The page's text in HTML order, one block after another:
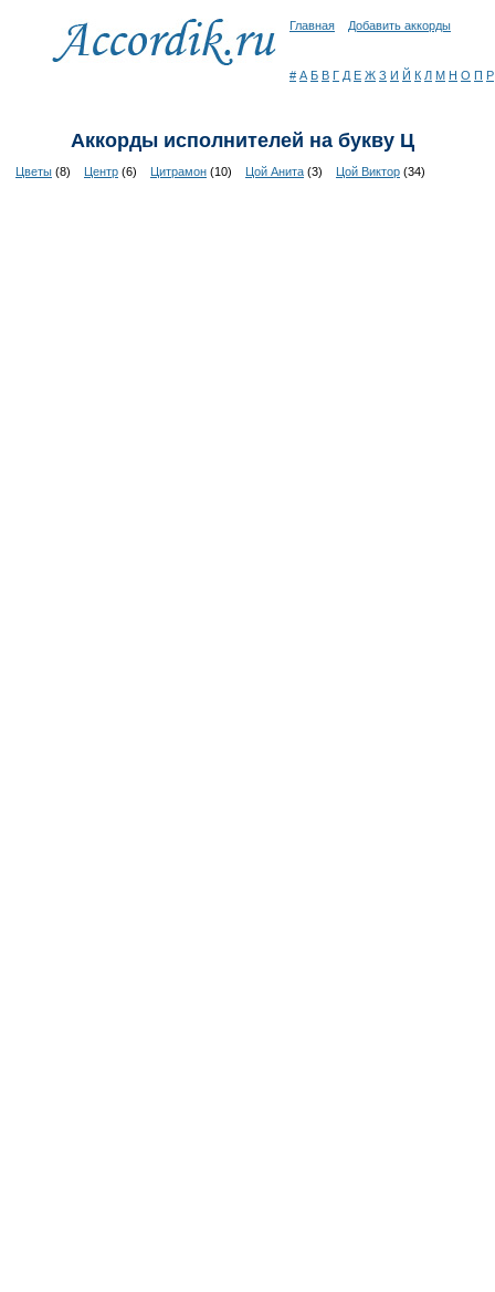
Главная Добавить аккорды
# А Б В Г Д Е Ж З И Й К Л М Н О П Р
Аккорды исполнителей на букву Ц
Цветы (8) Центр (6) Цитрамон (10) Цой Анита (3) Цой Виктор (34)